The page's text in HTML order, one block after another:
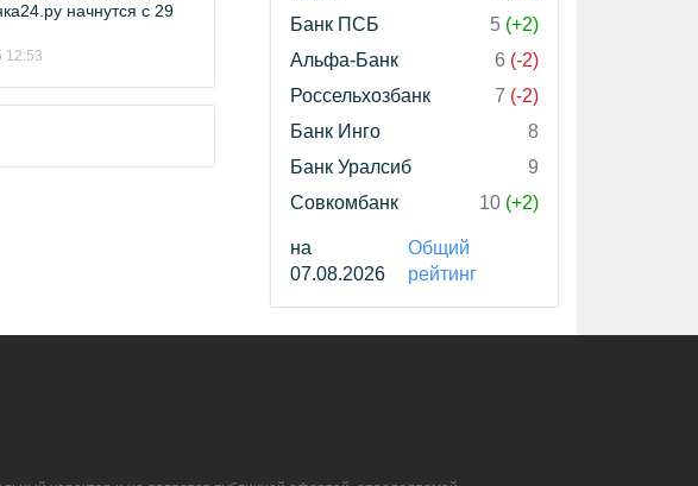
начнутся с 29
12:53
Банк ПСБ
5 (+2)
Альфа-Банк
6 (-2)
Россельхозбанк
7 (-2)
Банк Инго
8
Банк Уралсиб
9
Совкомбанк
10 (+2)
на
07.08.2026
Общий
рейтинг